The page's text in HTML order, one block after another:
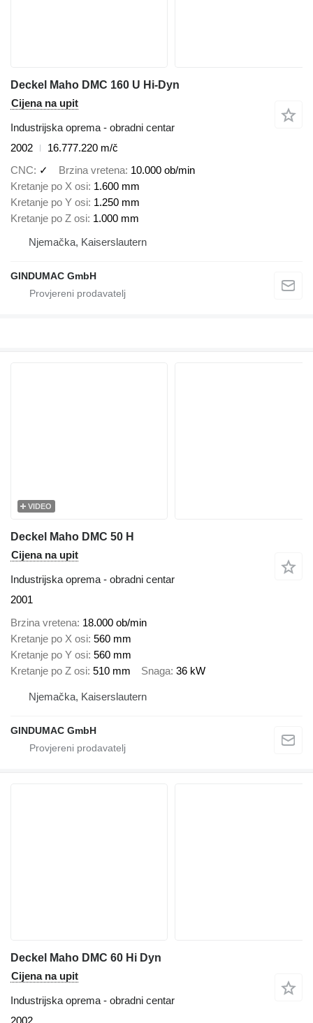
Deckel Maho DMC 160 U Hi-Dyn
Cijena na upit
Industrijska oprema - obradni centar
2002
16.777.220 m/č
CNC
✓ Brzina vretena 10.000 ob/min
Kretanje po X osi 1.600 mm
Kretanje po Y osi 1.250 mm
Kretanje po Z osi 1.000 mm
Njemačka, Kaiserslautern
GINDUMAC GmbH
VIDEO
Deckel Maho DMC 50 H
Cijena na upit
Industrijska oprema - obradni centar
2001
Brzina vretena 18.000 ob/min
Kretanje po X osi 560 mm
Kretanje po Y osi 560 mm
Kretanje po Z osi 510 mm Snaga 36 kW
Njemačka, Kaiserslautern
GINDUMAC GmbH
Deckel Maho DMC 60 Hi Dyn
Cijena na upit
Industrijska oprema - obradni centar